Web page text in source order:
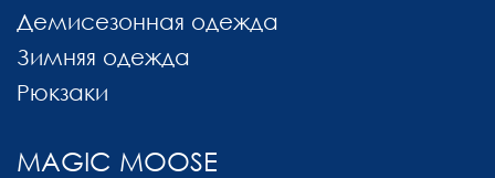
MAGIC MOOSE
Демисезонная одежда
Зимняя одежда
Рюкзаки